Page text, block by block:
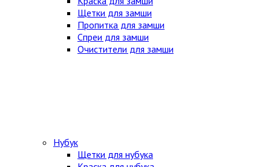
Щетки для замши
Пропитка для замши
Спреи для замши
Очистители для замши
Нубук
Щетки для нубука